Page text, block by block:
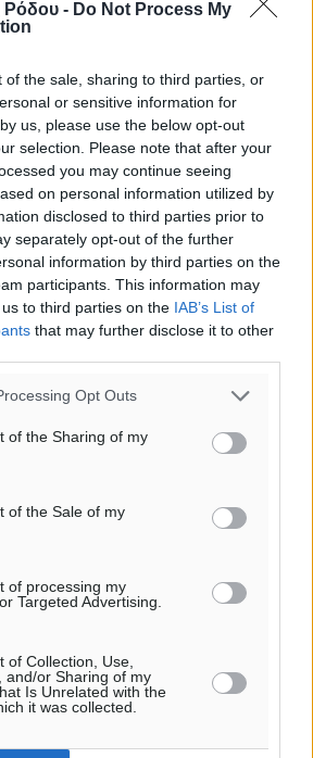
Ρόδου - Do Not Process My
of the sale, sharing to third parties, or
or sensitive information for
us, please use the below opt-out
selection. Please note that after your
you may continue seeing
on personal information utilized by
disclosed to third parties prior to
separately opt-out of the further
information by third parties on the
participants. This information may
to third parties on the IAB’s List of
that may further disclose it to other
Opt Outs
of the Sharing of my
of the Sale of my
of processing my
Targeted Advertising.
of Collection, Use,
and/or Sharing of my
Is Unrelated with the
it was collected.
Ροή ειδήσεων
– windy» τις επόμενες 48 ώρες στη
αλλάζουν όψη με δωρεά
4 ώρες
πρόσημο έως τώρα η χρονιά,